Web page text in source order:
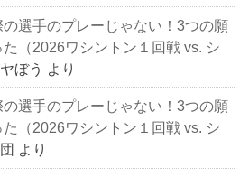
の選手のプレーじゃない！3つの願
（2026ワシントン１回戦 vs. シ
ぼう より
の選手のプレーじゃない！3つの願
（2026ワシントン１回戦 vs. シ
より